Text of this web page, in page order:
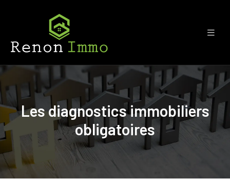
Les diagnostics immobiliers
obligatoires